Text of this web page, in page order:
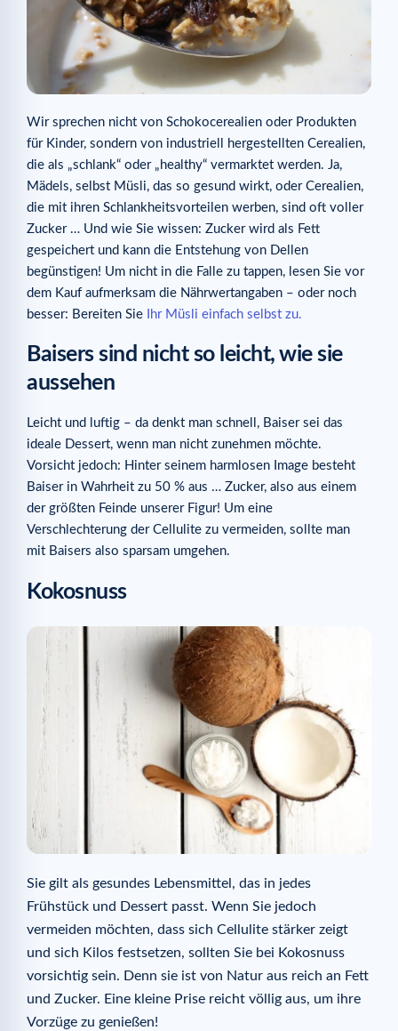
Wir sprechen nicht von Schokocerealien oder Produkten
für Kinder, sondern von industriell hergestellten Cerealien,
die als „schlank“ oder „healthy“ vermarktet werden. Ja,
Mädels, selbst Müsli, das so gesund wirkt, oder Cerealien,
die mit ihren Schlankheitsvorteilen werben, sind oft voller
Zucker … Und wie Sie wissen: Zucker wird als Fett
gespeichert und kann die Entstehung von Dellen
begünstigen! Um nicht in die Falle zu tappen, lesen Sie vor
dem Kauf aufmerksam die Nährwertangaben – oder noch
besser: Bereiten Sie
Ihr Müsli einfach selbst zu.
Baisers sind nicht so leicht, wie sie
aussehen
Leicht und luftig – da denkt man schnell, Baiser sei das
ideale Dessert, wenn man nicht zunehmen möchte.
Vorsicht jedoch: Hinter seinem harmlosen Image besteht
Baiser in Wahrheit zu 50 % aus … Zucker, also aus einem
der größten Feinde unserer Figur! Um eine
Verschlechterung der Cellulite zu vermeiden, sollte man
mit Baisers also sparsam umgehen.
Kokosnuss
Sie gilt als gesundes Lebensmittel, das in jedes
Frühstück und Dessert passt. Wenn Sie jedoch
vermeiden möchten, dass sich Cellulite stärker zeigt
und sich Kilos festsetzen, sollten Sie bei Kokosnuss
vorsichtig sein. Denn sie ist von Natur aus reich an Fett
und Zucker. Eine kleine Prise reicht völlig aus, um ihre
Vorzüge zu genießen!